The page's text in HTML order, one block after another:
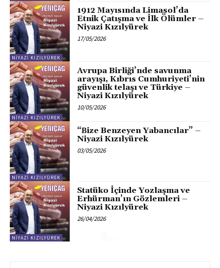
NIYAZI KIZILYÜREK
1912 Mayısında Limasol’da
Etnik Çatışma ve İlk Ölümler –
Niyazi Kızılyürek
17/05/2026
NIYAZI KIZILYÜREK
Avrupa Birliği’nde savunma
arayışı, Kıbrıs Cumhuriyeti’nin
güvenlik telaşı ve Türkiye –
Niyazi Kızılyürek
10/05/2026
NIYAZI KIZILYÜREK
“Βize Benzeyen Yabancılar” –
Niyazi Kızılyürek
03/05/2026
NIYAZI KIZILYÜREK
Statüko İçinde Yozlaşma ve
Erhürman’ın Gözlemleri –
Niyazi Kızılyürek
26/04/2026